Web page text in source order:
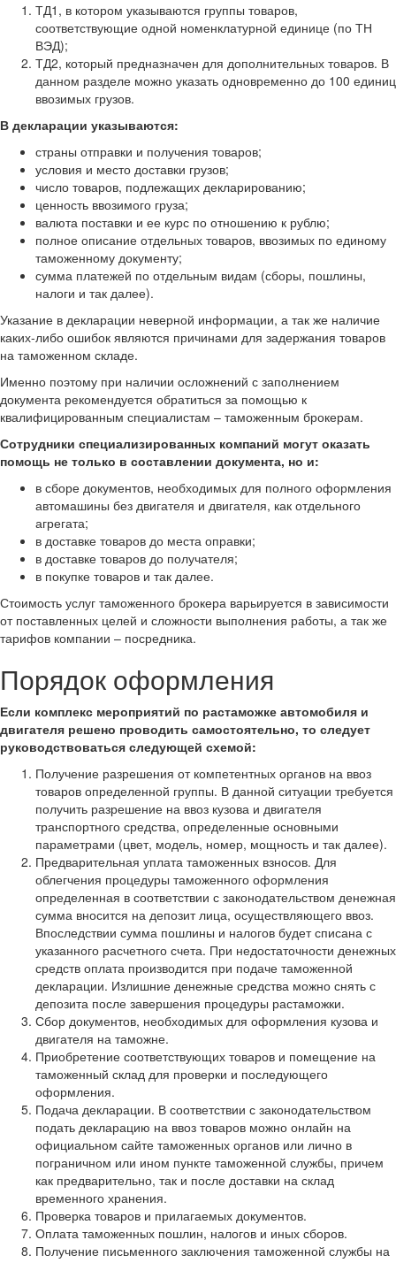
ТД1, в котором указываются группы товаров,
соответствующие одной номенклатурной единице (по ТН
ВЭД);
ТД2, который предназначен для дополнительных товаров. В
данном разделе можно указать одновременно до 100 единиц
ввозимых грузов.
В декларации указываются:
страны отправки и получения товаров;
условия и место доставки грузов;
число товаров, подлежащих декларированию;
ценность ввозимого груза;
валюта поставки и ее курс по отношению к рублю;
полное описание отдельных товаров, ввозимых по единому
таможенному документу;
сумма платежей по отдельным видам (сборы, пошлины,
налоги и так далее).
Указание в декларации неверной информации, а так же наличие
каких-либо ошибок являются причинами для задержания товаров
на таможенном складе.
Именно поэтому при наличии осложнений с заполнением
документа рекомендуется обратиться за помощью к
квалифицированным специалистам – таможенным брокерам.
Сотрудники специализированных компаний могут оказать
помощь не только в составлении документа, но и:
в сборе документов, необходимых для полного оформления
автомашины без двигателя и двигателя, как отдельного
агрегата;
в доставке товаров до места оправки;
в доставке товаров до получателя;
в покупке товаров и так далее.
Стоимость услуг таможенного брокера варьируется в зависимости
от поставленных целей и сложности выполнения работы, а так же
тарифов компании – посредника.
Порядок оформления
Если комплекс мероприятий по растаможке автомобиля и
двигателя решено проводить самостоятельно, то следует
руководствоваться следующей схемой:
Получение разрешения от компетентных органов на ввоз
товаров определенной группы. В данной ситуации требуется
получить разрешение на ввоз кузова и двигателя
транспортного средства, определенные основными
параметрами (цвет, модель, номер, мощность и так далее).
Предварительная уплата таможенных взносов. Для
облегчения процедуры таможенного оформления
определенная в соответствии с законодательством денежная
сумма вносится на депозит лица, осуществляющего ввоз.
Впоследствии сумма пошлины и налогов будет списана с
указанного расчетного счета. При недостаточности денежных
средств оплата производится при подаче таможенной
декларации. Излишние денежные средства можно снять с
депозита после завершения процедуры растаможки.
Сбор документов, необходимых для оформления кузова и
двигателя на таможне.
Приобретение соответствующих товаров и помещение на
таможенный склад для проверки и последующего
оформления.
Подача декларации. В соответствии с законодательством
подать декларацию на ввоз товаров можно онлайн на
официальном сайте таможенных органов или лично в
пограничном или ином пункте таможенной службы, причем
как предварительно, так и после доставки на склад
временного хранения.
Проверка товаров и прилагаемых документов.
Оплата таможенных пошлин, налогов и иных сборов.
Получение письменного заключения таможенной службы на